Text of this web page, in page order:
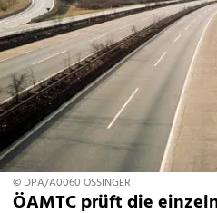
© DPA/A0060 OSSINGER
ÖAMTC prüft die